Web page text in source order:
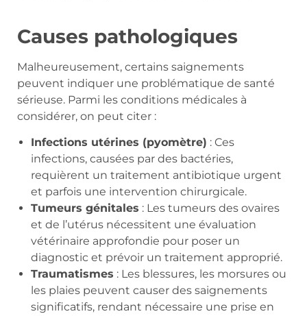
Causes pathologiques
Malheureusement, certains saignements
peuvent indiquer une problématique de santé
sérieuse. Parmi les conditions médicales à
considérer, on peut citer :
Infections utérines (pyomètre) : Ces
infections, causées par des bactéries,
requièrent un traitement antibiotique urgent
et parfois une intervention chirurgicale.
Tumeurs génitales : Les tumeurs des ovaires
et de l’utérus nécessitent une évaluation
vétérinaire approfondie pour poser un
diagnostic et prévoir un traitement approprié.
Traumatismes : Les blessures, les morsures ou
les plaies peuvent causer des saignements
significatifs, rendant nécessaire une prise en